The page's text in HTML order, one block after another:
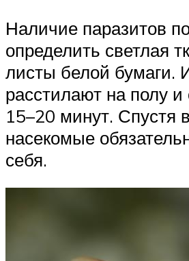
Наличие паразитов
определить светлая
листы белой бумаги.
расстилают на полу
15–20 минут. Спустя
насекомые
себя.